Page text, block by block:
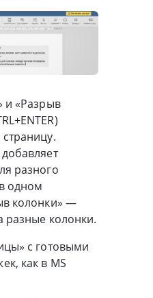
и «Разрыв
разного
одном
колонки» —
разные колонки.
с готовыми
как в MS